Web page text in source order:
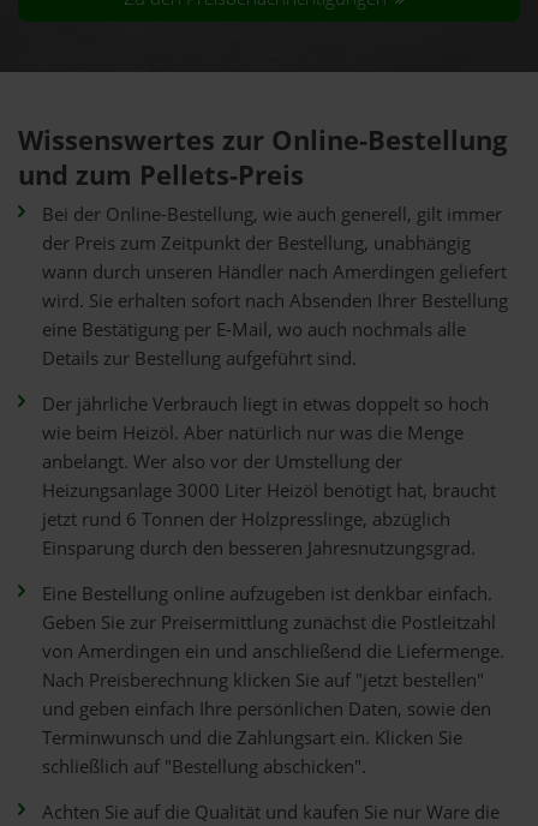
Wissenswertes zur Online-Bestellung
und zum Pellets-Preis
Bei der Online-Bestellung, wie auch generell, gilt immer
der Preis zum Zeitpunkt der Bestellung, unabhängig
wann durch unseren Händler nach Amerdingen geliefert
wird. Sie erhalten sofort nach Absenden Ihrer Bestellung
eine Bestätigung per E-Mail, wo auch nochmals alle
Details zur Bestellung aufgeführt sind.
Der jährliche Verbrauch liegt in etwas doppelt so hoch
wie beim Heizöl. Aber natürlich nur was die Menge
anbelangt. Wer also vor der Umstellung der
Heizungsanlage 3000 Liter Heizöl benötigt hat, braucht
jetzt rund 6 Tonnen der Holzpresslinge, abzüglich
Einsparung durch den besseren Jahresnutzungsgrad.
Eine Bestellung online aufzugeben ist denkbar einfach.
Geben Sie zur Preisermittlung zunächst die Postleitzahl
von Amerdingen ein und anschließend die Liefermenge.
Nach Preisberechnung klicken Sie auf "jetzt bestellen"
und geben einfach Ihre persönlichen Daten, sowie den
Terminwunsch und die Zahlungsart ein. Klicken Sie
schließlich auf "Bestellung abschicken".
Achten Sie auf die Qualität und kaufen Sie nur Ware die